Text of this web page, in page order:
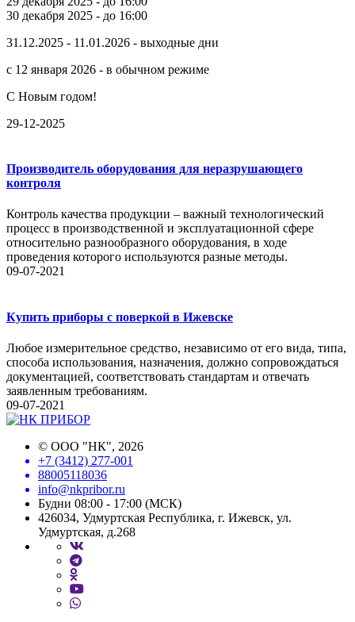
30 декабря 2025 - до 16:00
31.12.2025 - 11.01.2026 - выходные дни
с 12 января 2026 - в обычном режиме
С Новым годом!
29-12-2025
Производитель оборудования для неразрушающего
контроля
Контроль качества продукции – важный технологический
процесс в производственной и эксплуатационной сфере
относительно разнообразного оборудования, в ходе
проведения которого используются разные методы.
09-07-2021
Купить приборы с поверкой в Ижевске
Любое измерительное средство, независимо от его вида, типа,
способа использования, назначения, должно сопровождаться
документацией, соответствовать стандартам и отвечать
заявленным требованиям.
09-07-2021
© ООО "НК", 2026
+7 (3412) 277-001
88005118036
info@nkpribor.ru
Будни 08:00 - 17:00 (МСК)
426034, Удмуртская Республика, г. Ижевск, ул.
Удмуртская, д.268